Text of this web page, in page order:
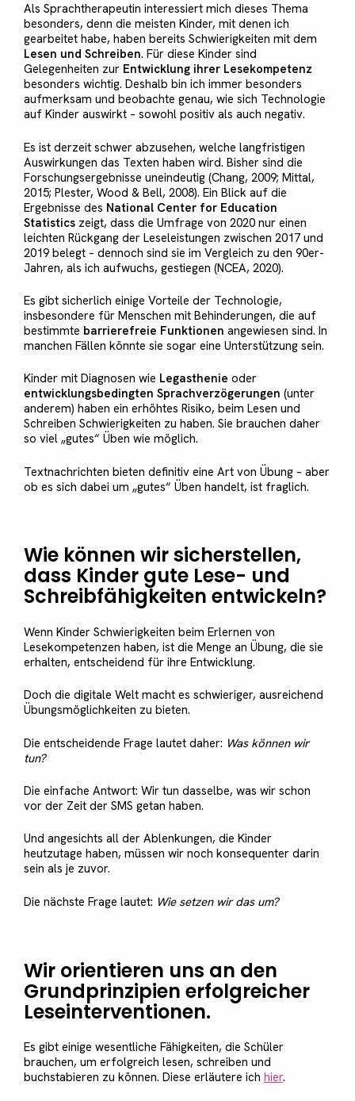
Als Sprachtherapeutin interessiert mich dieses Thema
besonders, denn die meisten Kinder, mit denen ich
gearbeitet habe, haben bereits Schwierigkeiten mit dem
Lesen und Schreiben. Für diese Kinder sind
Gelegenheiten zur Entwicklung ihrer Lesekompetenz
besonders wichtig. Deshalb bin ich immer besonders
aufmerksam und beobachte genau, wie sich Technologie
auf Kinder auswirkt – sowohl positiv als auch negativ.
Es ist derzeit schwer abzusehen, welche langfristigen
Auswirkungen das Texten haben wird. Bisher sind die
Forschungsergebnisse uneindeutig (Chang, 2009; Mittal,
2015; Plester, Wood & Bell, 2008). Ein Blick auf die
Ergebnisse des National Center for Education
Statisticszeigt, dass die Umfrage von 2020 nur einen
leichten Rückgang der Leseleistungen zwischen 2017 und
2019 belegt – dennoch sind sie im Vergleich zu den 90er-
Jahren, als ich aufwuchs, gestiegen (NCEA, 2020).
Es gibt sicherlich einige Vorteile der Technologie,
insbesondere für Menschen mit Behinderungen, die auf
bestimmte barrierefreie Funktionen angewiesen sind. In
manchen Fällen könnte sie sogar eine Unterstützung sein.
Kinder mit Diagnosen wie Legasthenie oder
entwicklungsbedingten Sprachverzögerungen (unter
anderem) haben ein erhöhtes Risiko, beim Lesen und
Schreiben Schwierigkeiten zu haben. Sie brauchen daher
so viel „gutes“ Üben wie möglich.
Textnachrichten bieten definitiv eine Art von Übung – aber
ob es sich dabei um „gutes“ Üben handelt, ist fraglich.
Wie können wir sicherstellen,
dass Kinder gute Lese- und
Schreibfähigkeiten entwickeln?
Wenn Kinder Schwierigkeiten beim Erlernen von
Lesekompetenzen haben, ist die Menge an Übung, die sie
erhalten, entscheidend für ihre Entwicklung.
Doch die digitale Welt macht es schwieriger, ausreichend
Übungsmöglichkeiten zu bieten.
Die entscheidende Frage lautet daher: Was können wir
tun?
Die einfache Antwort: Wir tun dasselbe, was wir schon
vor der Zeit der SMS getan haben.
Und angesichts all der Ablenkungen, die Kinder
heutzutage haben, müssen wir noch konsequenter darin
sein als je zuvor.
Die nächste Frage lautet: Wie setzen wir das um?
Wir orientieren uns an den
Grundprinzipien erfolgreicher
Leseinterventionen.
Es gibt einige wesentliche Fähigkeiten, die Schüler
brauchen, um erfolgreich lesen, schreiben und
buchstabieren zu können. Diese erläutere ich hier.